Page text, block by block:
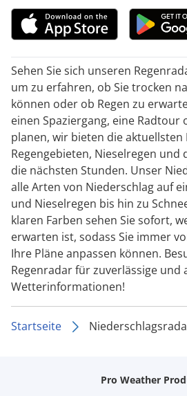
Sehen Sie sich unseren
um zu erfahren, ob Sie trocken
können oder ob Regen zu
einen Spaziergang, eine Radtour
planen, wir bieten die
Regengebieten, Nieselregen und
die nächsten Stunden. Unser
alle Arten von Niederschlag auf
und Nieselregen bis hin zu
klaren Farben sehen Sie sofort,
erwarten ist, sodass Sie immer
Ihre Pläne anpassen können.
Regenradar für zuverlässige und
Wetterinformationen!
Startseite
Pro Weather